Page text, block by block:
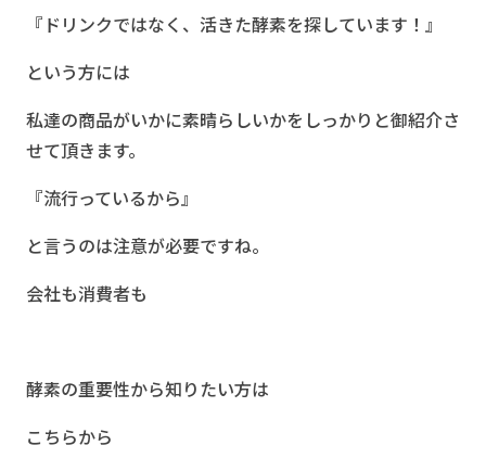
『ドリンクではなく、活きた酵素を探しています！』
という方には
私達の商品がいかに素晴らしいかをしっかりと御紹介さ
せて頂きます。
『流行っているから』
と言うのは注意が必要ですね。
会社も消費者も
酵素の重要性から知りたい方は
こちらから